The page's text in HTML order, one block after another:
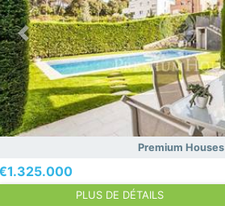
Premium Houses
PLUS DE DÉTAILS